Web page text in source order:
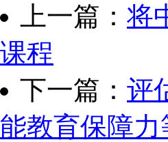
上一篇： 将
课程
下一篇： 评
能教育保障力